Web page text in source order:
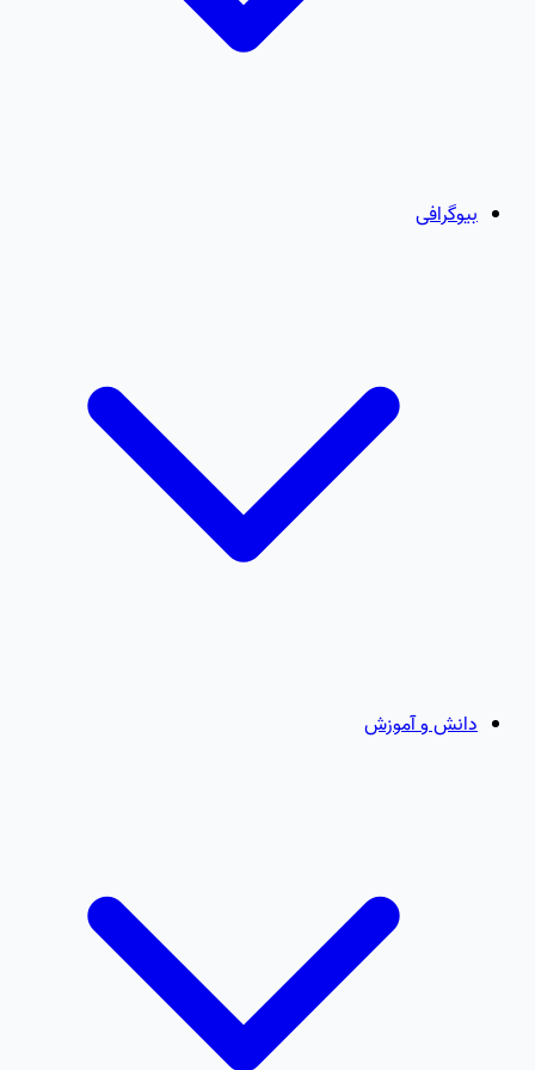
بیوگرافی
دانش و آموزش